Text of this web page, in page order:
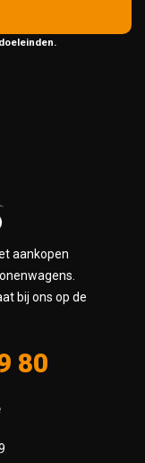
aankopen
bij ons op de
80